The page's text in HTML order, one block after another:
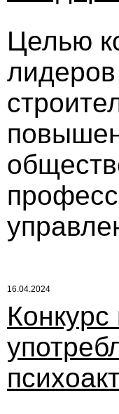
Целью
16.04.2024